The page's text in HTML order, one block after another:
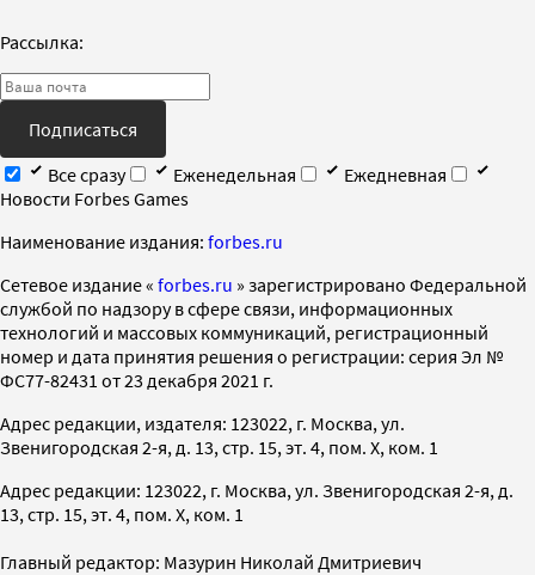
Рассылка:
Подписаться
Все сразу
Еженедельная
Ежедневная
Новости Forbes Games
Наименование издания: forbes.ru
Cетевое издание « forbes.ru » зарегистрировано Федеральной
службой по надзору в сфере связи, информационных
технологий и массовых коммуникаций, регистрационный
номер и дата принятия решения о регистрации: серия Эл №
ФС77-82431 от 23 декабря 2021 г.
Адрес редакции, издателя: 123022, г. Москва, ул.
Звенигородская 2-я, д. 13, стр. 15, эт. 4, пом. X, ком. 1
Адрес редакции: 123022, г. Москва, ул. Звенигородская 2-я, д.
13, стр. 15, эт. 4, пом. X, ком. 1
Главный редактор: Мазурин Николай Дмитриевич